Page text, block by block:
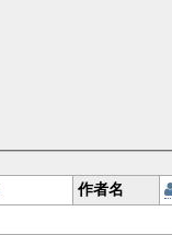
作者名